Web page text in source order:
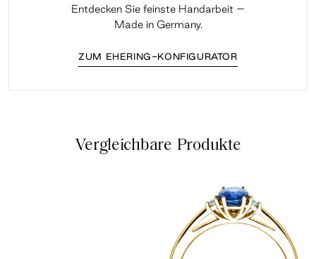
Entdecken Sie feinste Handarbeit –
Made in Germany.
ZUM EHERING-KONFIGURATOR
Vergleichbare Produkte